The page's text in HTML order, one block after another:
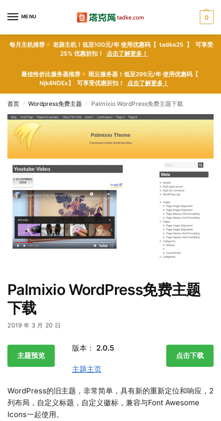
MENU 0
每月主机推荐
老薜主机！低至100元/年 使用优惠码【 tadke25 】 可享受
25% 优惠折扣！ 点击了解更多！
最佳性价比服务器推荐
雨云服务器！低至299元/年 使用优惠码【
Njk4NDEx】 可享受优惠折扣！ 点击了解更多！
首页 / Wordpress免费主题 / Palmixio WordPress免费主题下载
Palmixio WordPress免费主题
下载
2019 年 3 月 20 日
主题预览 点击下载
版本： 2.0.5
主题主页
WordPress的旧主题，非常简单，具有新的重新定位和响应，2
列布局，自定义标题，自定义徽标，兼容与Font Awesome
Icons一起使用。